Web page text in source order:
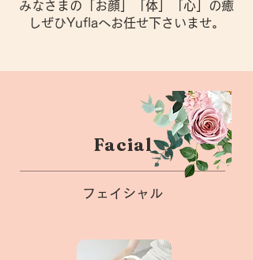
みなさまの「お顔」「体」「心」の癒
しぜひYuflaへお任せ下さいませ。
Facial
フェイシャル